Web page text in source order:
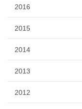
2016
2015
2014
2013
2012